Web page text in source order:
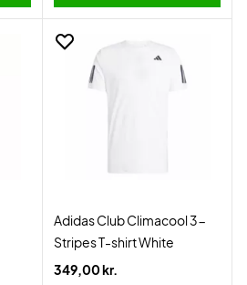
Adidas Club Climacool 3-
Stripes T-shirt White
349,00 kr.